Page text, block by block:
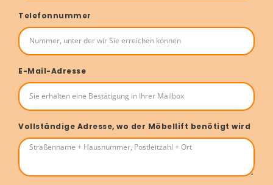
Telefonnummer
E-Mail-Adresse
Vollständige Adresse, wo der Möbellift benötigt wird